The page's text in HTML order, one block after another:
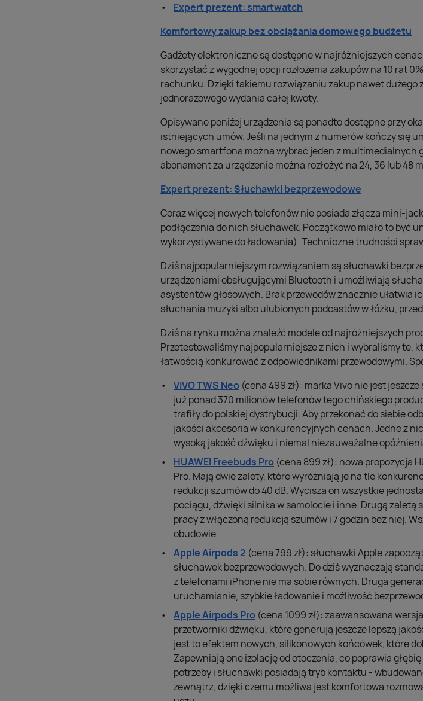
Expert prezent: smartwatch
Komfortowy zakup bez obciążania domowego budżetu
Gadżety elektroniczne są dostępne w najróżniejszych
skorzystać z wygodnej opcji rozłożenia zakupów na 10 rat
rachunku. Dzięki takiemu rozwiązaniu zakup nawet dużego
jednorazowego wydania całej kwoty.
Opisywane poniżej urządzenia są ponadto dostępne przy
istniejących umów. Jeśli na jednym z numerów kończy się
nowego smartfona można wybrać jeden z multimedialnych
abonament za urządzenie można rozłożyć na 24, 36 lub 48
Expert prezent: Słuchawki bezprzewodowe
Coraz więcej nowych telefonów nie posiada złącza mini-
podłączenia do nich słuchawek. Początkowo miało to być
wykorzystywane do ładowania). Techniczne trudności
Dziś najpopularniejszym rozwiązaniem są słuchawki
urządzeniami obsługującymi Bluetooth i umożliwiają
asystentów głosowych. Brak przewodów znacznie ułatwia
słuchania muzyki albo ulubionych podcastów w łóżku,
Dziś na rynku można znaleźć modele od najróżniejszych
Przetestowaliśmy najpopularniejsze z nich i wybraliśmy te,
łatwością konkurować z odpowiednikami przewodowymi.
VIVO TWS Neo (cena 499 zł): marka Vivo nie jest
już ponad 370 milionów telefonów tego chińskiego
trafiły do polskiej dystrybucji. Aby przekonać do siebie
jakości akcesoria w konkurencyjnych cenach. Jedne z
wysoką jakość dźwięku i niemal niezauważalne
HUAWEI Freebuds Pro (cena 899 zł): nowa propozycja
Pro. Mają dwie zalety, które wyróżniają je na tle
redukcji szumów do 40 dB. Wycisza on wszystkie
pociągu, dźwięki silnika w samolocie i inne. Drugą zaletą
pracy z włączoną redukcją szumów i 7 godzin bez niej.
obudowie.
Apple Airpods 2 (cena 799 zł): słuchawki Apple
słuchawek bezprzewodowych. Do dziś wyznaczają
z telefonami iPhone nie ma sobie równych. Druga
uruchamianie, szybkie ładowanie i możliwość
Apple Airpods Pro (cena 1099 zł): zaawansowana
przetworniki dźwięku, które generują jeszcze lepszą
jest to efektem nowych, silikonowych końcówek, które
Zapewniają one izolację od otoczenia, co poprawia
potrzeby i słuchawki posiadają tryb kontaktu -
zewnątrz, dzięki czemu możliwa jest komfortowa